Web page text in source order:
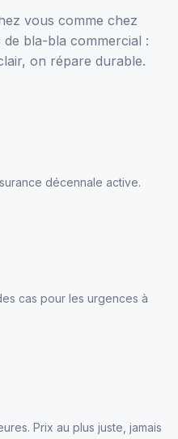
vous comme chez
bla-bla commercial :
on répare durable.
décennale active.
cas pour les urgences à
Prix au plus juste, jamais